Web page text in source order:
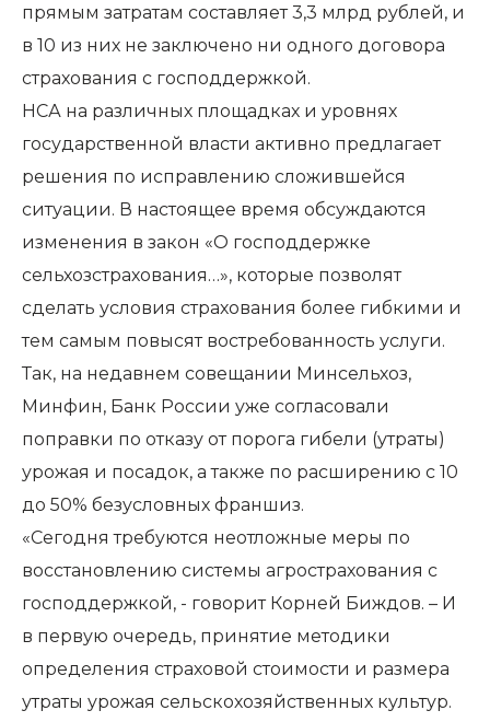
прямым затратам составляет 3,3 млрд рублей, и
в 10 из них не заключено ни одного договора
страхования с господдержкой.
НСА на различных площадках и уровнях
государственной власти активно предлагает
решения по исправлению сложившейся
ситуации. В настоящее время обсуждаются
изменения в закон «О господдержке
сельхозстрахования…», которые позволят
сделать условия страхования более гибкими и
тем самым повысят востребованность услуги.
Так, на недавнем совещании Минсельхоз,
Минфин, Банк России уже согласовали
поправки по отказу от порога гибели (утраты)
урожая и посадок, а также по расширению с 10
до 50% безусловных франшиз.
«Сегодня требуются неотложные меры по
восстановлению системы агрострахования с
господдержкой, - говорит Корней Биждов. – И
в первую очередь, принятие методики
определения страховой стоимости и размера
утраты урожая сельскохозяйственных культур.